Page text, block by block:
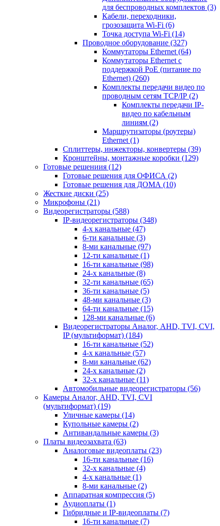
для беспроводных комплектов (3)
Кабели, переходники,
грозозащита Wi-Fi (6)
Точка доступа Wi-Fi (14)
Проводное оборудование (327)
Коммутаторы Ethernet (64)
Коммутаторы Ethernet с
поддержкой PoE (питание по
Ethernet) (260)
Комплекты передачи видео по
проводным сетям TCP/IP (2)
Комплекты передачи IP-
видео по кабельным
линиям (2)
Маршрутизаторы (роутеры)
Ethernet (1)
Сплиттеры, инжекторы, конвертеры (39)
Кронштейны, монтажные коробки (129)
Готовые решениия (12)
Готовые решения для ОФИСА (2)
Готовые решения для ДОМА (10)
Жесткие диски (25)
Микрофоны (21)
Видеорегистраторы (588)
IP-видеорегистраторы (348)
4-х канальные (47)
6-ти канальные (3)
8-ми канальные (97)
12-ти канальные (1)
16-ти канальные (98)
24-х канальные (8)
32-ти канальные (65)
36-ти канальные (5)
48-ми канальные (3)
64-ти канальные (15)
128-ми канальные (6)
Видеорегистраторы Аналог, AHD, TVI, CVI,
IP (мультиформат) (184)
16-ти канальные (52)
4-х канальные (57)
8-ми канальные (62)
24-х канальные (2)
32-х канальные (11)
Автомобильные видеорегистраторы (56)
Камеры Аналог, AHD, TVI, CVI
(мультиформат) (19)
Уличные камеры (14)
Купольные камеры (2)
Антивандальные камеры (3)
Платы видеозахвата (63)
Аналоговые видеоплаты (23)
16-ти канальные (16)
32-х канальные (4)
4-х канальные (1)
8-ми канальные (2)
Аппаратная компрессия (5)
Аудиоплаты (1)
Гибридные и IP-видеоплаты (7)
16-ти канальные (7)